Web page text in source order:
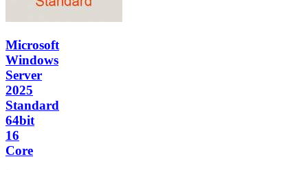
Microsoft
Windows
Server
2025
Standard
64bit
16
Core